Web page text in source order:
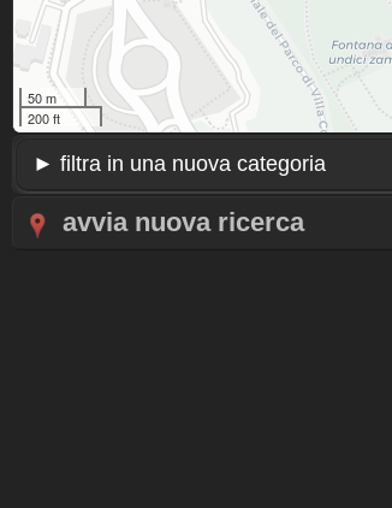
50 m
200 ft
avvia nuova ricerca